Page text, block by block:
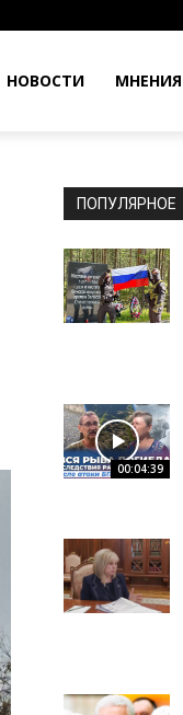
НОВОСТИ МНЕНИЯ
ПОПУЛЯРНОЕ
00:04:39